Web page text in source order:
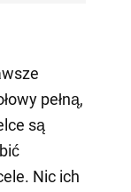
pełną,
są
Nic ich